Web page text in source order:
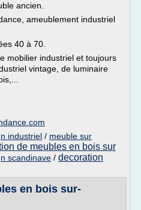
ancien.
ameublement industriel
40 à 70.
mobilier industriel et toujours
vintage, de luminaire
industriel / meuble sur
de meubles en bois sur
scandinave / decoration
en bois sur-